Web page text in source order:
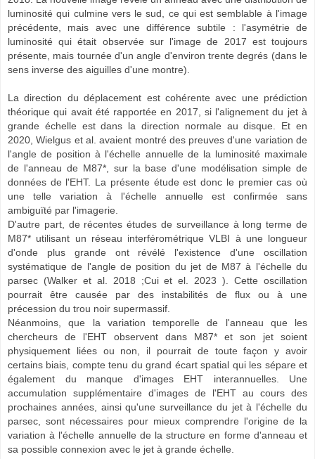
luminosité qui culmine vers le sud, ce qui est semblable à l'image
précédente, mais avec une différence subtile : l'asymétrie de
luminosité qui était observée sur l'image de 2017 est toujours
présente, mais tournée d'un angle d'environ trente degrés (dans le
sens inverse des aiguilles d'une montre).
La direction du déplacement est cohérente avec une prédiction
théorique qui avait été rapportée en 2017, si l'alignement du jet à
grande échelle est dans la direction normale au disque. Et en
2020, Wielgus et al. avaient montré des preuves d'une variation de
l'angle de position à l'échelle annuelle de la luminosité maximale
de l'anneau de M87*, sur la base d'une modélisation simple de
données de l'EHT. La présente étude est donc le premier cas où
une telle variation à l'échelle annuelle est confirmée sans
ambiguïté par l'imagerie.
D'autre part, de récentes études de surveillance à long terme de
M87* utilisant un réseau interférométrique VLBI à une longueur
d'onde plus grande ont révélé l'existence d'une oscillation
systématique de l'angle de position du jet de M87 à l'échelle du
parsec (Walker et al. 2018 ;Cui et el. 2023 ). Cette oscillation
pourrait être causée par des instabilités de flux ou à une
précession du trou noir supermassif.
Néanmoins, que la variation temporelle de l'anneau que les
chercheurs de l'EHT observent dans M87* et son jet soient
physiquement liées ou non, il pourrait de toute façon y avoir
certains biais, compte tenu du grand écart spatial qui les sépare et
également du manque d'images EHT interannuelles. Une
accumulation supplémentaire d'images de l'EHT au cours des
prochaines années, ainsi qu'une surveillance du jet à l'échelle du
parsec, sont nécessaires pour mieux comprendre l'origine de la
variation à l'échelle annuelle de la structure en forme d'anneau et
sa possible connexion avec le jet à grande échelle.